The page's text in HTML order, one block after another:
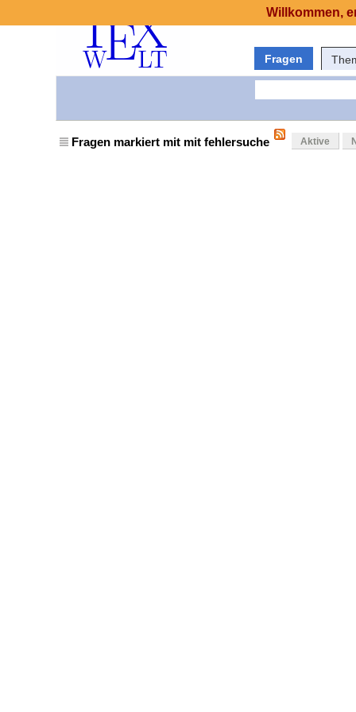
Fragen
Fragen markiert mit mit fehlersuche Aktive
Willkommen,